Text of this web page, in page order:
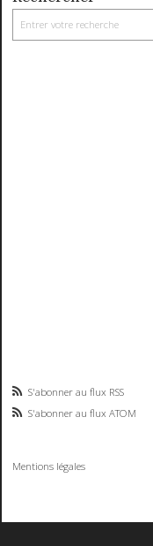
S'abonner au flux RSS
S'abonner au flux ATOM
Mentions légales